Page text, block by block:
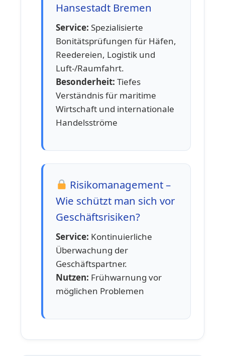
Hansestadt Bremen
Service: Spezialisierte
Bonitätsprüfungen für Häfen,
Reedereien, Logistik und
Luft-/Raumfahrt.
Besonderheit: Tiefes
Verständnis für maritime
Wirtschaft und internationale
Handelsströme
Risikomanagement –
Wie schützt man sich vor
Geschäftsrisiken?
Service: Kontinuierliche
Überwachung der
Geschäftspartner.
Nutzen: Frühwarnung vor
möglichen Problemen